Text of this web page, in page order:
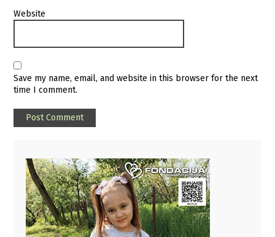
Website
Save my name, email, and website in this browser for the next
time I comment.